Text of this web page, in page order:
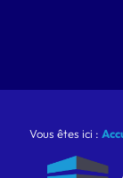
Vous êtes ici :